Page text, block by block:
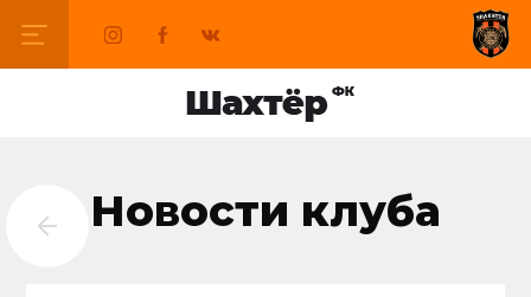
Новости клуба